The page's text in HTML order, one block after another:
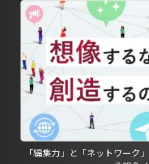
「編集力」と「ネットワーク